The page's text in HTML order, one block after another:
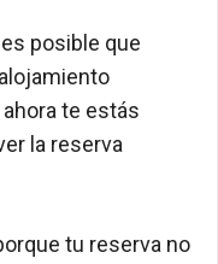
es posible que
te estás
la reserva
tu reserva no